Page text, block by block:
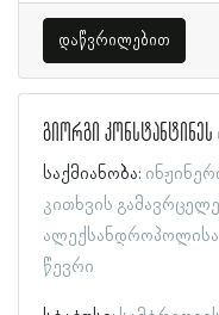
დაწვრილებით
გიორგი კონსტანტინეს
საქმიანობა:
კითხვის
ალექსანდროპოლისა
წევრი